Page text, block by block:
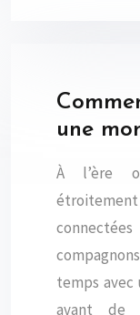
une
À l’ère
étroitement
temps avec
avant de